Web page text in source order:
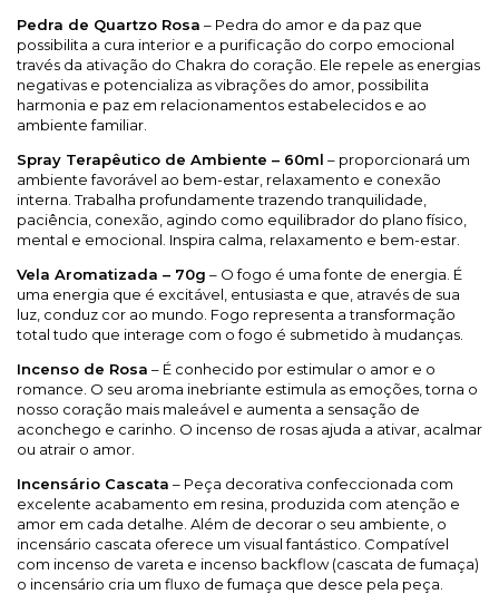
Pedra de Quartzo Rosa – Pedra do amor e da paz que
possibilita a cura interior e a purificação do corpo emocional
través da ativação do Chakra do coração. Ele repele as energias
negativas e potencializa as vibrações do amor, possibilita
harmonia e paz em relacionamentos estabelecidos e ao
ambiente familiar.
Spray Terapêutico de Ambiente – 60ml – proporcionará um
ambiente favorável ao bem-estar, relaxamento e conexão
interna. Trabalha profundamente trazendo tranquilidade,
paciência, conexão, agindo como equilibrador do plano físico,
mental e emocional. Inspira calma, relaxamento e bem-estar.
Vela Aromatizada – 70g – O fogo é uma fonte de energia. É
uma energia que é excitável, entusiasta e que, através de sua
luz, conduz cor ao mundo. Fogo representa a transformação
total tudo que interage com o fogo é submetido à mudanças.
Incenso de Rosa – É conhecido por estimular o amor e o
romance. O seu aroma inebriante estimula as emoções, torna o
nosso coração mais maleável e aumenta a sensação de
aconchego e carinho. O incenso de rosas ajuda a ativar, acalmar
ou atrair o amor.
Incensário Cascata – Peça decorativa confeccionada com
excelente acabamento em resina, produzida com atenção e
amor em cada detalhe. Além de decorar o seu ambiente, o
incensário cascata oferece um visual fantástico. Compatível
com incenso de vareta e incenso backflow (cascata de fumaça)
o incensário cria um fluxo de fumaça que desce pela peça.